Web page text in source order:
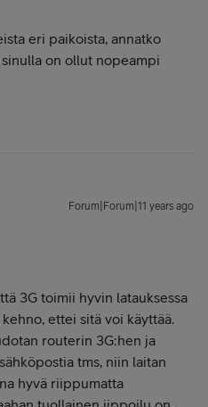
eri paikoista, annatko
on ollut nopeampi
Forum|Forum|11 years ago
3G toimii hyvin latauksessa
ettei sitä voi käyttää.
routerin 3G:hen ja
tms, niin laitan
hyvä riippumatta